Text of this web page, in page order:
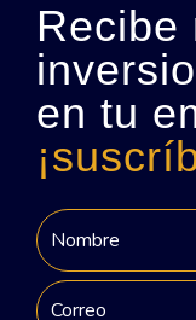
Recibe
en tu